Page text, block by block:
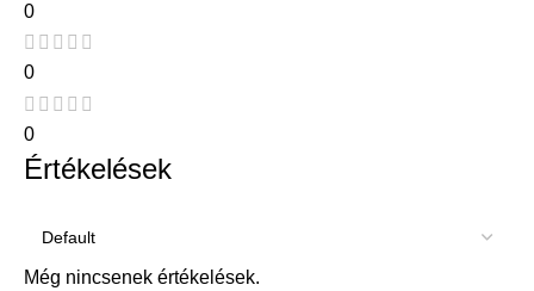
0
0
0
Értékelések
Még nincsenek értékelések.